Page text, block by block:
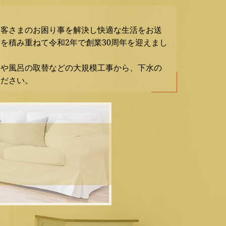
さまのお困り事を解決し快適な生活をお送
積み重ねて令和2年で創業30周年を迎えまし
風呂の取替などの大規模工事から、下水の
さい。